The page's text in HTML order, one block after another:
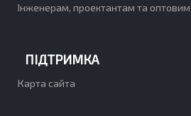
Інженерам, проектантам та оптовим
ПІДТРИМКА
Карта сайта